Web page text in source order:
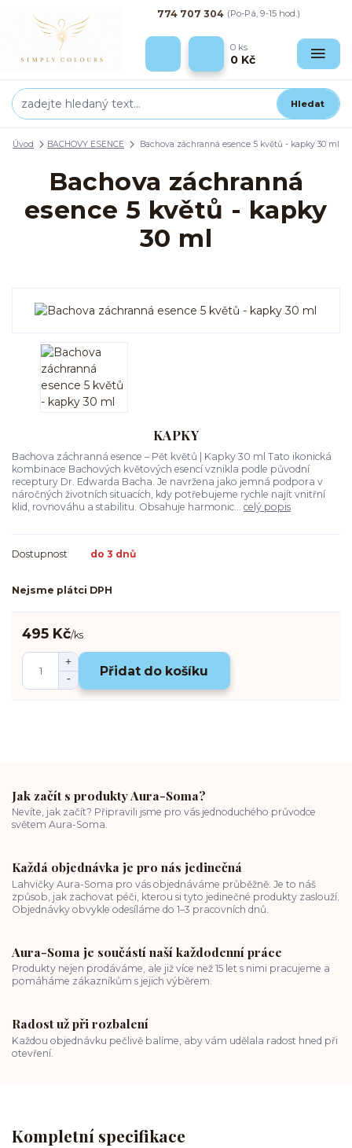
Hledat
774 707 304 (Po-Pá, 9-15 hod.)
0 ks
0 Kč
Úvod BACHOVY ESENCE Bachova záchranná esence 5 květů - kapky 30 ml
Bachova záchranná
esence 5 květů - kapky
30 ml
KAPKY
Bachova záchranná esence – Pět květů | Kapky 30 ml Tato ikonická
kombinace Bachových květových esencí vznikla podle původní
receptury Dr. Edwarda Bacha. Je navržena jako jemná podpora v
náročných životních situacích, kdy potřebujeme rychle najít vnitřní
klid, rovnováhu a stabilitu. Obsahuje harmonic... celý popis
Dostupnost do 3 dnů
Nejsme plátci DPH
495 Kč/ks
Přidat do košíku
Jak začít s produkty Aura-Soma?
Nevíte, jak začít? Připravili jsme pro vás jednoduchého průvodce
světem Aura-Soma.
Každá objednávka je pro nás jedinečná
Lahvičky Aura-Soma pro vás objednáváme průběžně. Je to náš
způsob, jak zachovat péči, kterou si tyto jedinečné produkty zaslouží.
Objednávky obvykle odesíláme do 1–3 pracovních dnů.
Aura-Soma je součástí naší každodenní práce
Produkty nejen prodáváme, ale již více než 15 let s nimi pracujeme a
pomáháme zákazníkům s jejich výběrem.
Radost už při rozbalení
Každou objednávku pečlivě balíme, aby vám udělala radost hned při
otevření.
Kompletní specifikace